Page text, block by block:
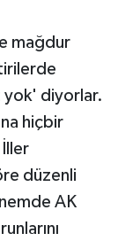
mağdur
yok' diyorlar.
hiçbir
düzenli
AK